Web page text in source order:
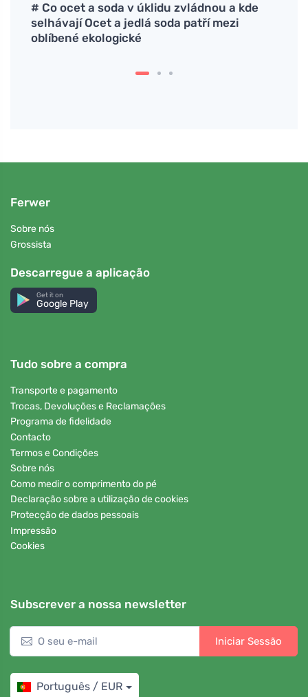
# Co ocet a soda v úklidu zvládnou a kde
selhávají Ocet a jedlá soda patří mezi
oblíbené ekologické
Ferwer
Sobre nós
Grossista
Descarregue a aplicação
Get it on
Google Play
Tudo sobre a compra
Transporte e pagamento
Trocas, Devoluções e Reclamações
Programa de fidelidade
Contacto
Termos e Condições
Sobre nós
Como medir o comprimento do pé
Declaração sobre a utilização de cookies
Protecção de dados pessoais
Impressão
Cookies
Subscrever a nossa newsletter
Iniciar Sessão
Português / EUR